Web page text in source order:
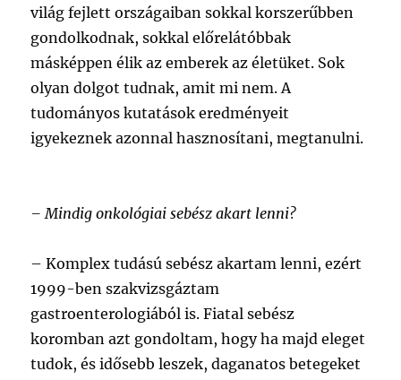
világ fejlett országaiban sokkal korszerűbben
gondolkodnak, sokkal előrelátóbbak
másképpen élik az emberek az életüket. Sok
olyan dolgot tudnak, amit mi nem. A
tudományos kutatások eredményeit
igyekeznek azonnal hasznosítani, megtanulni.
– Mindig onkológiai sebész akart lenni?
–Komplex tudású sebész akartam lenni, ezért
1999-ben szakvizsgáztam
gastroenterologiából is. Fiatal sebész
koromban azt gondoltam, hogy ha majd eleget
tudok, és idősebb leszek, daganatos betegeket